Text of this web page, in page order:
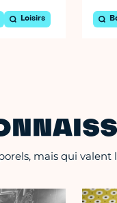
Loisirs
mais qui valent